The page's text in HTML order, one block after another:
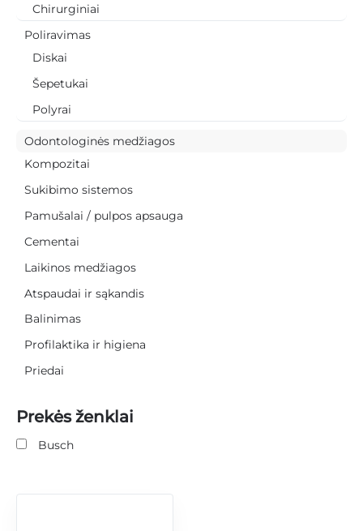
Chirurginiai
Poliravimas
Diskai
Šepetukai
Polyrai
Odontologinės medžiagos
Kompozitai
Sukibimo sistemos
Pamušalai / pulpos apsauga
Cementai
Laikinos medžiagos
Atspaudai ir sąkandis
Balinimas
Profilaktika ir higiena
Priedai
Prekės ženklai
Busch